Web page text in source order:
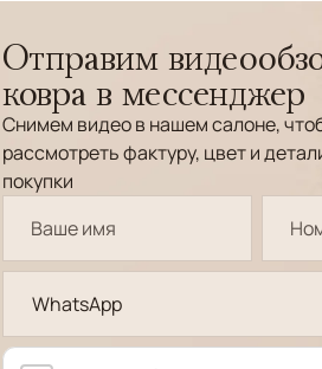
Отправим
ковра в мессенджер
Снимем видео в нашем салоне,
рассмотреть фактуру, цвет и
покупки
WhatsApp